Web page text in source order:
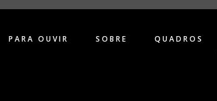
PARA OUVIR SOBRE QUADROS